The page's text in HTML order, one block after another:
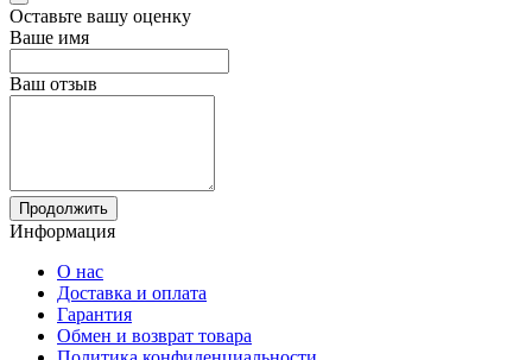
Оставьте вашу оценку
Ваше имя
Ваш отзыв
Продолжить
Информация
О нас
Доставка и оплата
Гарантия
Обмен и возврат товара